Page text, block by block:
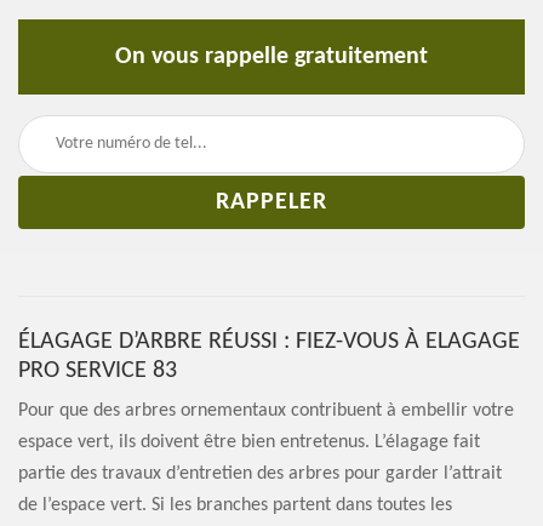
On vous rappelle gratuitement
ÉLAGAGE D’ARBRE RÉUSSI : FIEZ-VOUS À ELAGAGE
PRO SERVICE 83
Pour que des arbres ornementaux contribuent à embellir votre
espace vert, ils doivent être bien entretenus. L’élagage fait
partie des travaux d’entretien des arbres pour garder l’attrait
de l’espace vert. Si les branches partent dans toutes les